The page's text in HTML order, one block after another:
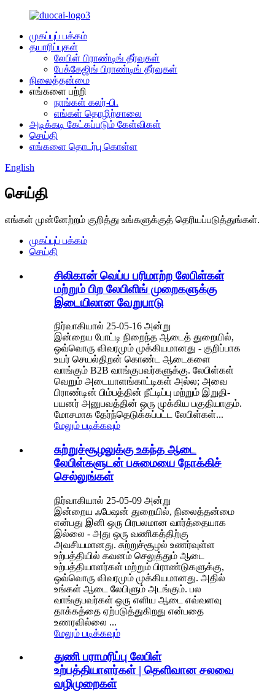
முகப்புப் பக்கம்
தயாரிப்புகள்
லேபிள் பிராண்டிங் தீர்வுகள்
பேக்கேஜிங் பிராண்டிங் தீர்வுகள்
நிலைத்தன்மை
எங்களை பற்றி
நாங்கள் கலர்-பி.
எங்கள் தொழிற்சாலை
அடிக்கடி கேட்கப்படும் கேள்விகள்
செய்தி
எங்களை தொடர்பு கொள்ள
English
செய்தி
எங்கள் முன்னேற்றம் குறித்து உங்களுக்குத் தெரியப்படுத்துங்கள்.
முகப்புப் பக்கம்
செய்தி
சிலிகான் வெப்ப பரிமாற்ற லேபிள்கள்
மற்றும் பிற லேபிளிங் முறைகளுக்கு
இடையிலான வேறுபாடு
நிர்வாகியால் 25-05-16 அன்று
இன்றைய போட்டி நிறைந்த ஆடைத் துறையில்,
ஒவ்வொரு விவரமும் முக்கியமானது - குறிப்பாக
உயர் செயல்திறன் கொண்ட ஆடைகளை
வாங்கும் B2B வாங்குபவர்களுக்கு. லேபிள்கள்
வெறும் அடையாளங்காட்டிகள் அல்ல; அவை
பிராண்டின் பிம்பத்தின் நீட்டிப்பு மற்றும் இறுதி-
பயனர் அனுபவத்தின் ஒரு முக்கிய பகுதியாகும்.
மோசமாக தேர்ந்தெடுக்கப்பட்ட லேபிள்கள்...
மேலும் படிக்கவும்
சுற்றுச்சூழலுக்கு உகந்த ஆடை
லேபிள்களுடன் பசுமையை நோக்கிச்
செல்லுங்கள்
நிர்வாகியால் 25-05-09 அன்று
இன்றைய ஃபேஷன் துறையில், நிலைத்தன்மை
என்பது இனி ஒரு பிரபலமான வார்த்தையாக
இல்லை - அது ஒரு வணிகத்திற்கு
அவசியமானது. சுற்றுச்சூழல் உணர்வுள்ள
உற்பத்தியில் கவனம் செலுத்தும் ஆடை
உற்பத்தியாளர்கள் மற்றும் பிராண்டுகளுக்கு,
ஒவ்வொரு விவரமும் முக்கியமானது. அதில்
உங்கள் ஆடை லேபிளும் அடங்கும். பல
வாங்குபவர்கள் ஒரு எளிய ஆடை எவ்வளவு
தாக்கத்தை ஏற்படுத்துகிறது என்பதை
உணரவில்லை ...
மேலும் படிக்கவும்
துணி பராமரிப்பு லேபிள்
உற்பத்தியாளர்கள் | தெளிவான சலவை
வழிமுறைகள்